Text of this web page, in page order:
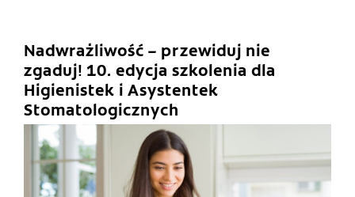
Nadwrażliwość – przewiduj nie
zgaduj! 10. edycja szkolenia dla
Higienistek i Asystentek
Stomatologicznych